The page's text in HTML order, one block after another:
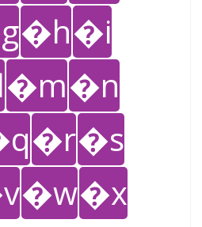
�h�i
�m�n
�r�s
�w�x